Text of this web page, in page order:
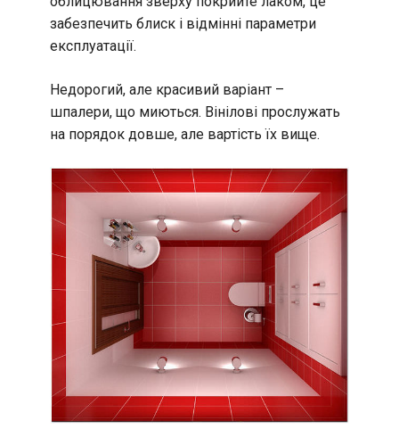
забезпечить блиск і відмінні параметри
експлуатації.
Недорогий, але красивий варіант –
шпалери, що миються. Вінілові прослужать
на порядок довше, але вартість їх вище.